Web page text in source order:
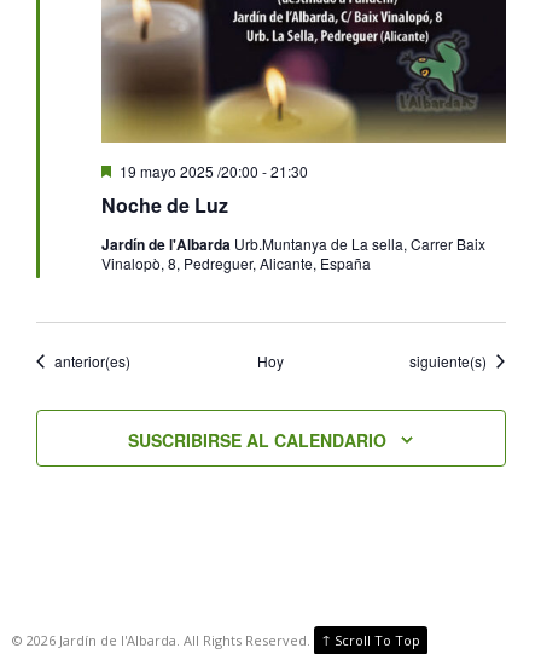
Noche de Luz
Destacado
19 mayo 2025 /20:00 -21:30
Jardín de l'Albarda Urb.Muntanya de La sella, Carrer Baix
Vinalopò, 8, Pedreguer, Alicante, España
Eventos
anterior(es) Hoy Eventos
siguiente(s)
SUSCRIBIRSE AL CALENDARIO
© 2026 Jardín de l'Albarda. All Rights Reserved. ↑ Scroll To Top